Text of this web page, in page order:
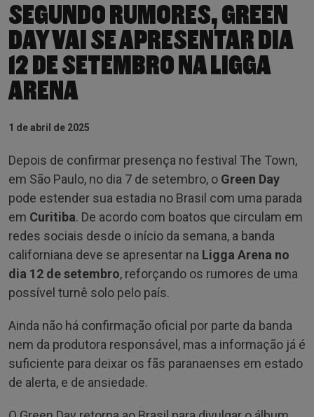
SEGUNDO RUMORES, GREEN
DAY VAI SE APRESENTAR DIA
12 DE SETEMBRO NA LIGGA
ARENA
1 de abril de 2025
Depois de confirmar presença no festival The Town,
em São Paulo, no dia 7 de setembro, o Green Day
pode estender sua estadia no Brasil com uma parada
em Curitiba. De acordo com boatos que circulam em
redes sociais desde o início da semana, a banda
californiana deve se apresentar na Ligga Arena no
dia 12 de setembro, reforçando os rumores de uma
possível turnê solo pelo país.
Ainda não há confirmação oficial por parte da banda
nem da produtora responsável, mas a informação já é
suficiente para deixar os fãs paranaenses em estado
de alerta, e de ansiedade.